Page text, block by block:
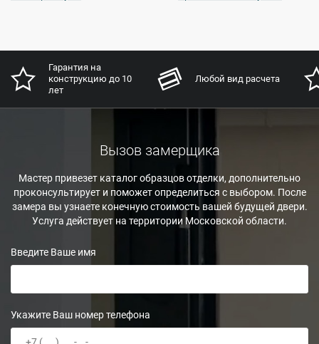
Гарантия на
конструкцию до 10
лет
Любой вид расчета
Вызов замерщика
Мастер привезет каталог образцов отделки, дополнительно
проконсультирует и поможет определиться с выбором. После
замера вы узнаете конечную стоимость вашей будущей двери.
Услуга действует на территории Московской области.
Введите Ваше имя
Укажите Ваш номер телефона